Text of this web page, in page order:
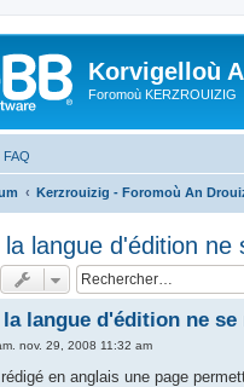
Korvigelloù
Foromoù KERZROUIZIG
FAQ
Kerzrouizig - Foromoù An
langue d'édition ne
langue d'édition ne
nov. 29, 2008 11:32 am
en anglais une page